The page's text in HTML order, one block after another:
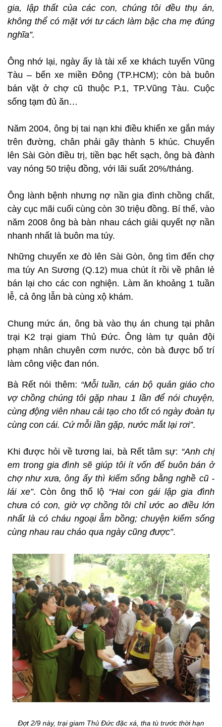
gia, lập thất của các con, chúng tôi đều thụ án,
không thể có mặt với tư cách làm bậc cha mẹ đúng
nghĩa”.
Ông nhớ lại, ngày ấy là tài xế xe khách tuyến Vũng
Tàu – bến xe miền Đông (TP.HCM); còn bà buôn
bán vặt ở chợ cũ thuộc P.1, TP.Vũng Tàu. Cuộc
sống tạm đủ ăn…
Năm 2004, ông bị tai nạn khi điều khiển xe gắn máy
trên đường, chân phải gãy thành 5 khúc. Chuyển
lên Sài Gòn điều trị, tiền bạc hết sạch, ông bà đành
vay nóng 50 triệu đồng, với lãi suất 20%/tháng.
Ông lành bệnh nhưng nợ nần gia đình chồng chất,
cày cục mãi cuối cùng còn 30 triệu đồng. Bí thế, vào
năm 2008 ông bà bàn nhau cách giải quyết nợ nần
nhanh nhất là buôn ma túy.
Những chuyến xe đò lên Sài Gòn, ông tìm đến chợ
ma túy An Sương (Q.12) mua chút ít rồi về phân lẻ
bán lại cho các con nghiện. Làm ăn khoảng 1 tuần
lễ, cả ông lẫn bà cùng xộ khám.
Chung mức án, ông bà vào thụ án chung tại phân
trại K2 trại giam Thủ Đức. Ông làm tự quản đội
phạm nhân chuyên cơm nước, còn bà được bố trí
làm công việc đan nón.
Bà Rết nói thêm: “Mỗi tuần, cán bộ quản giáo cho
vợ chồng chúng tôi gặp nhau 1 lần để nói chuyện,
cùng động viên nhau cải tạo cho tốt có ngày đoàn tụ
cùng con cái. Cứ mỗi lần gặp, nước mắt lại rơi”.
Khi được hỏi về tương lai, bà Rết tâm sự: “Anh chị
em trong gia đình sẽ giúp tôi ít vốn để buôn bán ở
chợ như xưa, ông ấy thì kiếm sống bằng nghề cũ -
lái xe”. Còn ông thổ lộ “Hai con gái lập gia đình
chưa có con, giờ vợ chồng tôi chỉ ước ao điều lớn
nhất là có cháu ngoại ẵm bồng; chuyện kiếm sống
cùng nhau rau cháo qua ngày cũng được”.
Đợt 2/9 này, trại giam Thủ Đức đặc xá, tha tù trước thời hạn